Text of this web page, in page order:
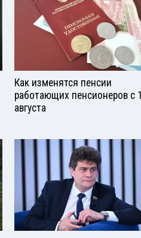
Как изменятся пенсии
работающих пенсионеров с 1
августа